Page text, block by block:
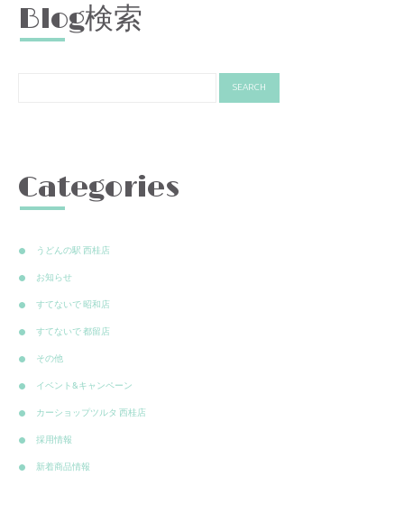
Blog検索
Categories
うどんの駅 西桂店
お知らせ
すてないで 昭和店
すてないで 都留店
その他
イベント&キャンペーン
カーショップツルタ 西桂店
採用情報
新着商品情報